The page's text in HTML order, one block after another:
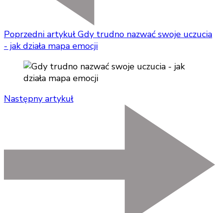
Poprzedni artykuł Gdy trudno nazwać swoje uczucia
- jak działa mapa emocji
Następny artykuł